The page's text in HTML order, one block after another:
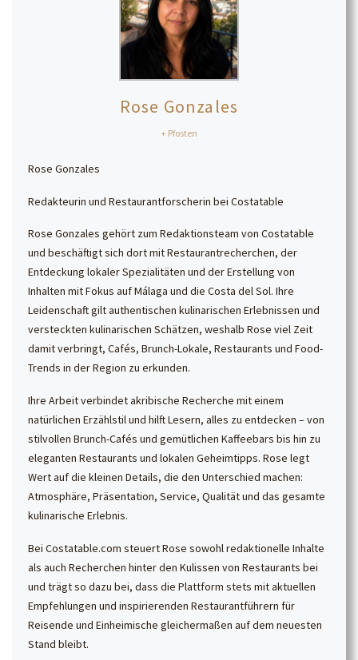
Rose Gonzales
+ Pfosten
Rose Gonzales
Redakteurin und Restaurantforscherin bei Costatable
Rose Gonzales gehört zum Redaktionsteam von Costatable
und beschäftigt sich dort mit Restaurantrecherchen, der
Entdeckung lokaler Spezialitäten und der Erstellung von
Inhalten mit Fokus auf Málaga und die Costa del Sol. Ihre
Leidenschaft gilt authentischen kulinarischen Erlebnissen und
versteckten kulinarischen Schätzen, weshalb Rose viel Zeit
damit verbringt, Cafés, Brunch-Lokale, Restaurants und Food-
Trends in der Region zu erkunden.
Ihre Arbeit verbindet akribische Recherche mit einem
natürlichen Erzählstil und hilft Lesern, alles zu entdecken – von
stilvollen Brunch-Cafés und gemütlichen Kaffeebars bis hin zu
eleganten Restaurants und lokalen Geheimtipps. Rose legt
Wert auf die kleinen Details, die den Unterschied machen:
Atmosphäre, Präsentation, Service, Qualität und das gesamte
kulinarische Erlebnis.
Bei Costatable.com steuert Rose sowohl redaktionelle Inhalte
als auch Recherchen hinter den Kulissen von Restaurants bei
und trägt so dazu bei, dass die Plattform stets mit aktuellen
Empfehlungen und inspirierenden Restaurantführern für
Reisende und Einheimische gleichermaßen auf dem neuesten
Stand bleibt.